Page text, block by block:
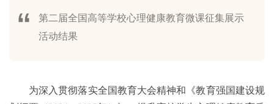
第二届全国高等学校心理健康教育微课征集展示
活动结果
为深入贯彻落实全国教育大会精神和《教育强国建设规